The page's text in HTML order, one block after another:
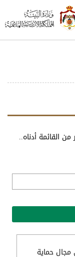
القائمة أدناه..
حماية